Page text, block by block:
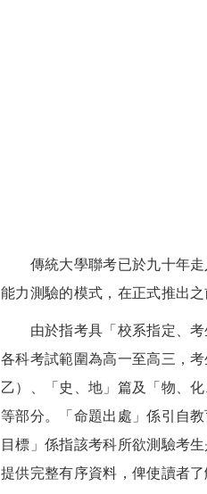
傳統大學聯考已於九十年走
能力測驗的模式，在正式推出
由於指考具「校系指定、考
各科考試範圍為高一至高三，
乙）、「史、地」篇及「物、
等部分。「命題出處」係引自
目標」係指該考科所欲測驗考
提供完整有序資料，俾使讀者了